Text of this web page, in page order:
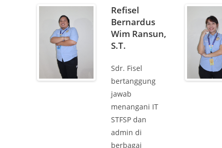
Refisel
Bernardus
Wim Ransun,
S.T.
Sdr. Fisel
bertanggung
jawab
menangani IT
STFSP dan
admin di
berbagai